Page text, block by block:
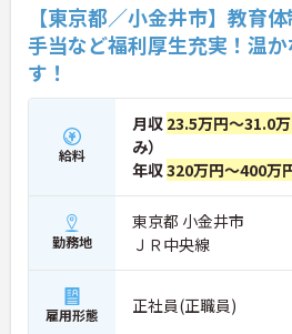
【東京都／小金井市】教育
手当など福利厚生充実！温
す！
給料
月収 23.5万円～31.0
み）
年収320万円～400万
勤務地
東京都 小金井市
ＪＲ中央線
雇用形態 正社員(正職員)